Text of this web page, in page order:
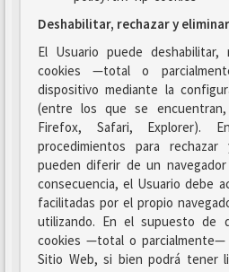
Deshabilitar, rechazar y
El Usuario puede deshabilitar,
cookies —total o
dispositivo mediante la
(entre los que se encuentran,
Firefox, Safari, Explorer).
procedimientos para
pueden diferir de un
consecuencia, el Usuario debe
facilitadas por el propio
utilizando. En el supuesto de
cookies —total o parcialmente—
Sitio Web, si bien podrá tener